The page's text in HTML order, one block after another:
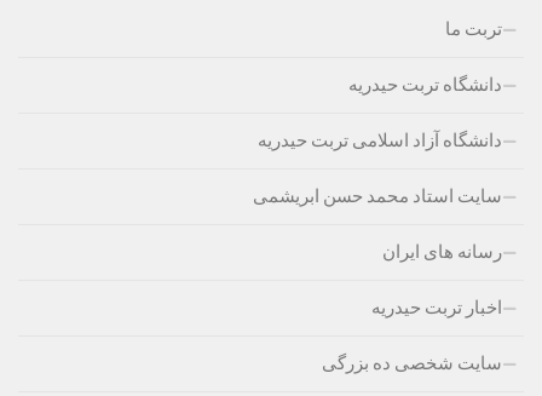
تربت ما
دانشگاه تربت حیدریه
دانشگاه آزاد اسلامی تربت حیدریه
سایت استاد محمد حسن ابریشمی
رسانه های ایران
اخبار تربت حیدریه
سایت شخصی ده بزرگی